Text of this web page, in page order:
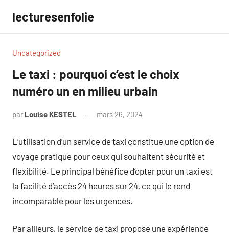
contenu
lecturesenfolie
Uncategorized
Le taxi : pourquoi c’est le choix
numéro un en milieu urbain
par Louise KESTEL mars 26, 2024
L’utilisation d’un service de taxi constitue une option de
voyage pratique pour ceux qui souhaitent sécurité et
flexibilité. Le principal bénéfice d’opter pour un taxi est
la facilité d’accès 24 heures sur 24, ce qui le rend
incomparable pour les urgences.
Par ailleurs, le service de taxi propose une expérience